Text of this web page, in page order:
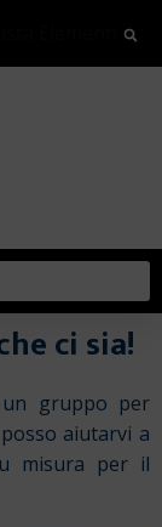
ci sia!
gruppo per
aiutarvi a
misura per il